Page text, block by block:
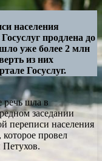
населения
продлена до
уже более 2 млн
из них
Госуслуг.
речь шла в
заседании
переписи населения
провел
Петухов.